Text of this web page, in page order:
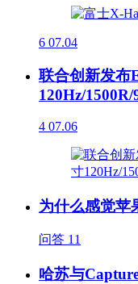
6 07.04
联合创新发布
120Hz/
4 07.06
为什么感觉苹
问答 11
哈苏与